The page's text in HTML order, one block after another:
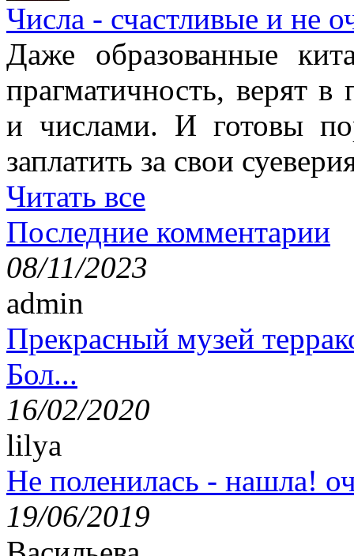
Числа - счастливые и не
Даже образованные
прагматичность, верят
и числами. И готовы
заплатить за свои
Читать все
Последние комментарии
08/11/2023
admin
Прекрасный музей
Бол...
16/02/2020
lilya
Не поленилась - нашла!
19/06/2019